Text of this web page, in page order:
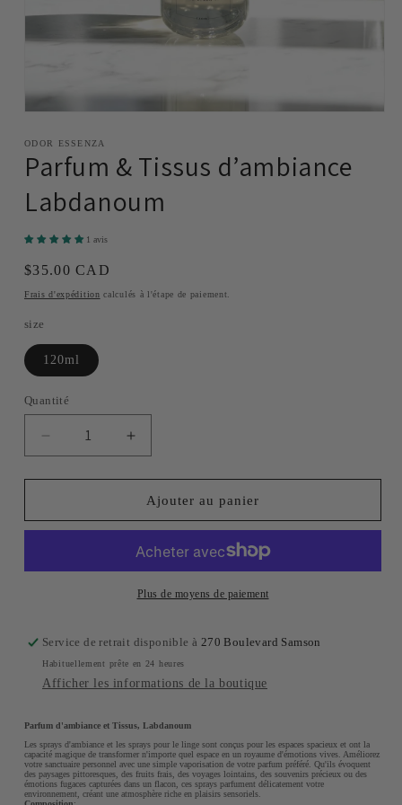
média
1
dans
fenêtre
modale
ODOR ESSENZA
Parfum & Tissus d’ambiance
Labdanoum
1 avis
Prix
habituel
$35.00 CAD
Frais d'expédition calculés à l'étape de paiement.
size
120ml
Quantité
Réduire
la
quantité
Parfum
d’ambiance
Augmenter
la
quantité
de
Parfum
Tissus
d’ambiance
Labdanoum
Ajouter au panier
Plus de moyens de paiement
Service de retrait disponible à 270 Boulevard Samson
Habituellement prête en 24 heures
Afficher les informations de la boutique
Parfum d'ambiance et Tissus, Labdanoum
Les sprays d'ambiance et les sprays pour le linge sont conçus pour les espaces spacieux et ont la
capacité magique de transformer n'importe quel espace en un royaume d'émotions vives. Améliorez
votre sanctuaire personnel avec une simple vaporisation de votre parfum préféré. Qu'ils évoquent
des paysages pittoresques, des fruits frais, des voyages lointains, des souvenirs précieux ou des
émotions fugaces capturées dans un flacon, ces sprays parfument délicatement votre
environnement, créant une atmosphère riche en plaisirs sensoriels.